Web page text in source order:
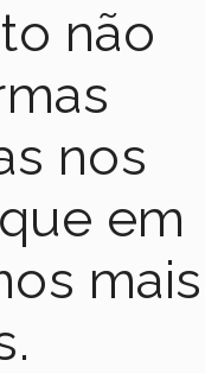
não
nos
em
mais